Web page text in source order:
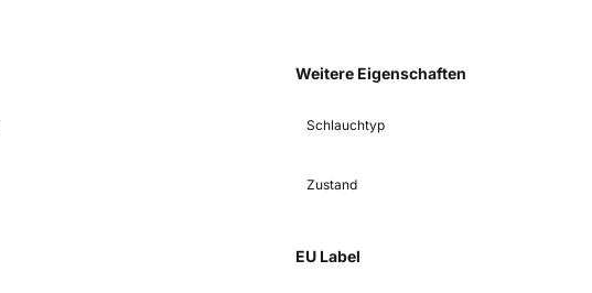
Weitere Eigenschaften
Schlauchtyp
Zustand
EU Label